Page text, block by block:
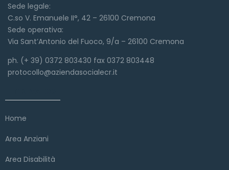
Sede legale:
C.so V. Emanuele II°, 42 – 26100 Cremona
Sede operativa:
Via Sant’Antonio del Fuoco, 9/a – 26100 Cremona
ph. (+ 39) 0372 803430 fax 0372 803448
protocollo@aziendasocialecr.it
Home
Area Anziani
Area Disabilità